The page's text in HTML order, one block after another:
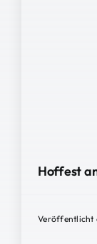
Hoffest
Veröffentlicht